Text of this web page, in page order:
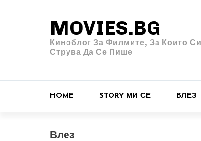
MOVIES.BG
Киноблог За Филмите, За Които Си
Струва Да Се Пише
HOME STORY МИ СЕ ВЛЕЗ
Влез